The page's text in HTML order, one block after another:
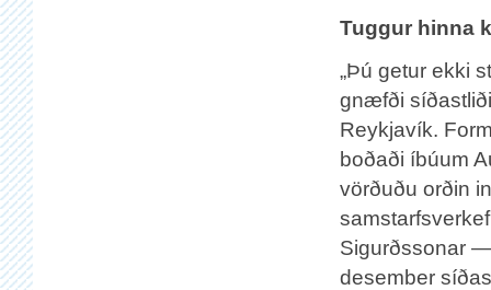
Tuggur hinna
„Þú getur ekki
gnæfði
Reykjavík.
boðaði íbúum
vörðuðu orðin
Sigurðssonar
desember